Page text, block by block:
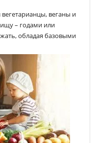
вегетарианцы, веганы и
– годами или
обладая базовыми